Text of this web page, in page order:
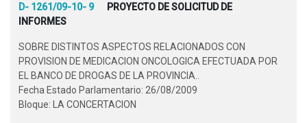
D- 1261/09-10- 9
PROYECTO DE SOLICITUD DE
INFORMES
SOBRE DISTINTOS ASPECTOS RELACIONADOS CON
PROVISION DE MEDICACION ONCOLOGICA EFECTUADA POR
EL BANCO DE DROGAS DE LA PROVINCIA..
Fecha Estado Parlamentario: 26/08/2009
Bloque: LA CONCERTACION